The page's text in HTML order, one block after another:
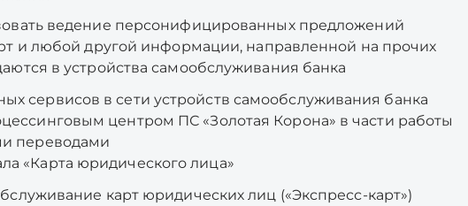
ведение персонифицированных предложений
и любой другой информации, направленной на прочих
в устройства самообслуживания банка
сервисов в сети устройств самообслуживания банка
центром ПС «Золотая Корона» в части работы
переводами
«Карта юридического лица»
карт юридических лиц («Экспресс-карт»)